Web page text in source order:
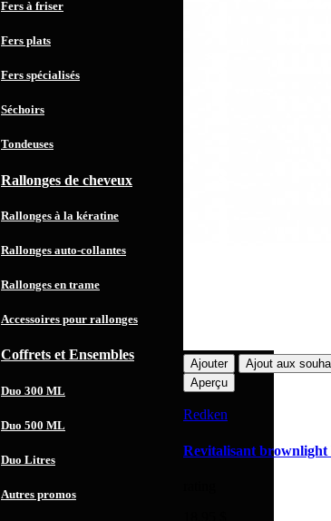
Fers à friser
Fers plats
Fers spécialisés
Séchoirs
Tondeuses
Rallonges de cheveux
Rallonges à la kératine
Rallonges auto-collantes
Rallonges en trame
Accessoires pour rallonges
Coffrets et Ensembles
Duo 300 ML
Duo 500 ML
Duo Litres
Autres promos
Ajouter Ajout aux
Aperçu
Redken
Revitalisant brownlight